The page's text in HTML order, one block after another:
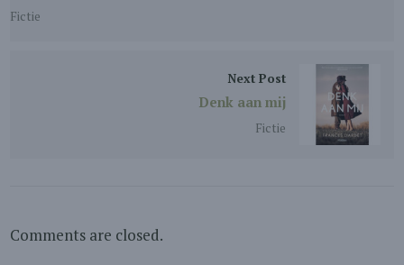
Fictie
Next Post
Denk aan mij
Fictie
Comments are closed.